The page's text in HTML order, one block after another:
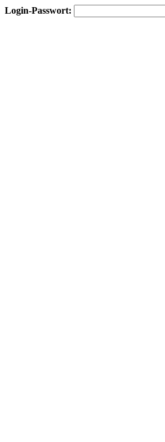
Login-Passwort: